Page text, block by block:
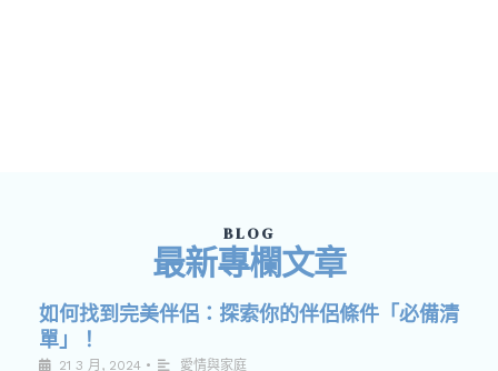
BLOG
最新專欄文章
如何找到完美伴侶：探索你的伴侶條件「必備清
單」！
21 3 月, 2024 • 愛情與家庭